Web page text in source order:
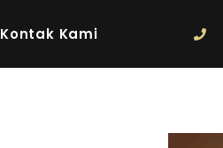
Kontak Kami